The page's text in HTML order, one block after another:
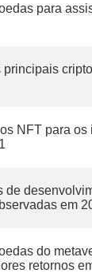
para
NFT para os
de
em
do
retornos